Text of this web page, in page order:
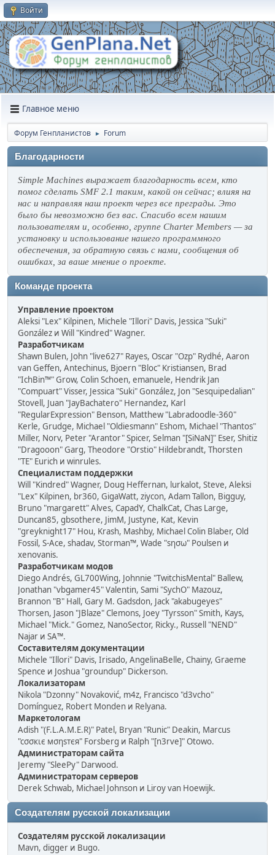
Войти
Главное меню
Форум Генпланистов ► Forum
Благодарности
Simple Machines выражает благодарность всем, кто
помог сделать SMF 2.1 таким, какой он сейчас; влияя на
нас и направляя наш проект через все преграды. Это
было бы невозможно без вас. Спасибо всем нашим
пользователям и, особенно, группе Charter Members — за
установку и использование нашего программного
обеспечения, за обратную связь с нами, сообщения об
ошибках, за ваше мнение о проекте.
Команде проекта
Управление проектом
Aleksi "Lex" Kilpinen, Michele "Illori" Davis, Jessica "Suki"
González и Will "Kindred" Wagner.
Разработчикам
Shawn Bulen, John "live627" Rayes, Oscar "Ozp" Rydhé, Aaron
van Geffen, Antechinus, Bjoern "Bloc" Kristiansen, Brad
"IchBin™" Grow, Colin Schoen, emanuele, Hendrik Jan
"Compuart" Visser, Jessica "Suki" González, Jon "Sesquipedalian"
Stovell, Juan "JayBachatero" Hernandez, Karl
"RegularExpression" Benson, Matthew "Labradoodle-360"
Kerle, Grudge, Michael "Oldiesmann" Eshom, Michael "Thantos"
Miller, Norv, Peter "Arantor" Spicer, Selman "[SiNaN]" Eser, Shitiz
"Dragooon" Garg, Theodore "Orstio" Hildebrandt, Thorsten
"TE" Eurich и winrules.
Специалистам поддержки
Will "Kindred" Wagner, Doug Heffernan, lurkalot, Steve, Aleksi
"Lex" Kilpinen, br360, GigaWatt, ziycon, Adam Tallon, Bigguy,
Bruno "margarett" Alves, CapadY, ChalkCat, Chas Large,
Duncan85, gbsothere, JimM, Justyne, Kat, Kevin
"greyknight17" Hou, Krash, Mashby, Michael Colin Blaber, Old
Fossil, S-Ace, shadav, Storman™, Wade "sησω" Poulsen и
xenovanis.
Разработчикам модов
Diego Andrés, GL700Wing, Johnnie "TwitchisMental" Ballew,
Jonathan "vbgamer45" Valentin, Sami "SychO" Mazouz,
Brannon "B" Hall, Gary M. Gadsdon, Jack "akabugeyes"
Thorsen, Jason "JBlaze" Clemons, Joey "Tyrsson" Smith, Kays,
Michael "Mick." Gomez, NanoSector, Ricky., Russell "NEND"
Najar и SA™.
Составителям документации
Michele "Illori" Davis, Irisado, AngelinaBelle, Chainy, Graeme
Spence и Joshua "groundup" Dickerson.
Локализаторам
Nikola "Dzonny" Novaković, m4z, Francisco "d3vcho"
Domínguez, Robert Monden и Relyana.
Маркетологам
Adish "(F.L.A.M.E.R)" Patel, Bryan "Runic" Deakin, Marcus
"cσσкιє мσηѕтєя" Forsberg и Ralph "[n3rve]" Otowo.
Администраторам сайта
Jeremy "SleePy" Darwood.
Администраторам серверов
Derek Schwab, Michael Johnson и Liroy van Hoewijk.
Создателям русской локализации
Создателям русской локализации
Mavn, digger и Bugo.